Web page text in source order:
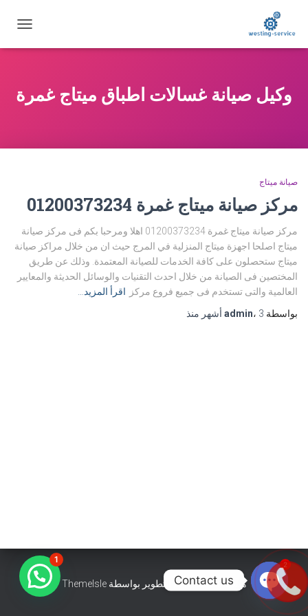
التنقل
وكيل صيانة غسالات اطباق ميتاج غمرة
صيانة ميتاج
مركز صيانة ميتاج غمرة 01200373234
مركز صيانة ميتاج غمرة 01200373234 اهلا ومرحبا بكم فى مركز صيانة
ميتاج اصلحا اجهزة ميتاج المنزلية في المرج حيث ان من خلال مراكز صيانة
ميتاج ستحصلون على كافة الخدمات للصيانة المعتمدة. وذلك عن طريق
المختصين فى الصيانة من خلال احدث التقنيات والوسائل الحديثة والمعايير
العالمية والتى تستخدم فى جميع فروع مركز
اقرأ المزيد…
بواسطة
admin، 3 أشهر منذ
هستيا (Hestia) | تّم التطوير بواسطة ThemeIsle
1
Contact us
OPEN
2